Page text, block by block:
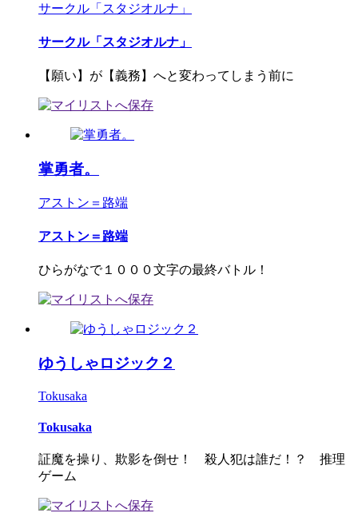
サークル「スタジオルナ」
サークル「スタジオルナ」
【願い】が【義務】へと変わってしまう前に
掌勇者。
アストン＝路端
アストン＝路端
ひらがなで１０００文字の最終バトル！
ゆうしゃロジック２
Tokusaka
Tokusaka
証魔を操り、欺影を倒せ！ 殺人犯は誰だ！？ 推理
ゲーム